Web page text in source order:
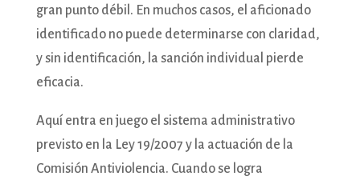
gran punto débil. En muchos casos, el aficionado
identificado no puede determinarse con claridad,
y sin identificación, la sanción individual pierde
eficacia.
Aquí entra en juego el sistema administrativo
previsto en la Ley 19/2007 y la actuación de la
Comisión Antiviolencia. Cuando se logra